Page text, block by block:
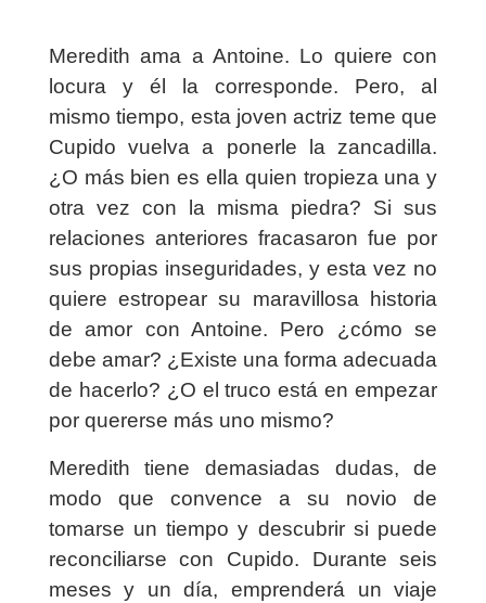
Meredith ama a Antoine. Lo quiere con
locura y él la corresponde. Pero, al
mismo tiempo, esta joven actriz teme que
Cupido vuelva a ponerle la zancadilla.
¿O más bien es ella quien tropieza una y
otra vez con la misma piedra? Si sus
relaciones anteriores fracasaron fue por
sus propias inseguridades, y esta vez no
quiere estropear su maravillosa historia
de amor con Antoine. Pero ¿cómo se
debe amar? ¿Existe una forma adecuada
de hacerlo? ¿O el truco está en empezar
por quererse más uno mismo?
Meredith tiene demasiadas dudas, de
modo que convence a su novio de
tomarse un tiempo y descubrir si puede
reconciliarse con Cupido. Durante seis
meses y un día, emprenderá un viaje